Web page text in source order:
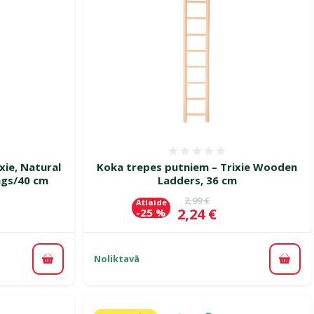
Natural
40 cm
Pievienot grozam
Koka trepes putniem – Trixie Wooden
Ladders, 36 cm
Oriģinālā cena
2,99 €
Cena
2,24 €
Atlaide
-25 %
Noliktavā